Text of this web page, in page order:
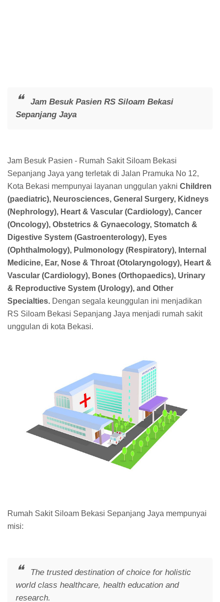
Jam Besuk Pasien RS Siloam Bekasi
Sepanjang Jaya
Jam Besuk Pasien - Rumah Sakit Siloam Bekasi
Sepanjang Jaya yang terletak di Jalan Pramuka No 12,
Kota Bekasi mempunyai layanan unggulan yakni Children
(paediatric), Neurosciences, General Surgery, Kidneys
(Nephrology), Heart & Vascular (Cardiology), Cancer
(Oncology), Obstetrics & Gynaecology, Stomatch &
Digestive System (Gastroenterology), Eyes
(Ophthalmology), Pulmonology (Respiratory), Internal
Medicine, Ear, Nose & Throat (Otolaryngology), Heart &
Vascular (Cardiology), Bones (Orthopaedics), Urinary
& Reproductive System (Urology), and Other
Specialties. Dengan segala keunggulan ini menjadikan
RS Siloam Bekasi Sepanjang Jaya menjadi rumah sakit
unggulan di kota Bekasi.
Rumah Sakit Siloam Bekasi Sepanjang Jaya mempunyai
misi:
The trusted destination of choice for holistic
world class healthcare, health education and
research.